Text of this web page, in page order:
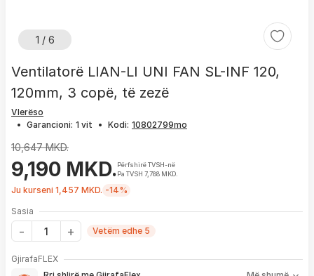
1 / 6
Ventilatorë LIAN-LI UNI FAN SL-INF 120,
120mm, 3 copë, të zezë
Vlerëso
• Garancioni: 1 vit • Kodi:
10,647 MKD.
9,190 MKD.Përfshirë TVSH-në
Pa TVSH 7,788 MKD.
Ju kurseni 1,457 MKD. -14%
Sasia
Vetëm edhe 5
GjirafaFLEX
-Prioritet